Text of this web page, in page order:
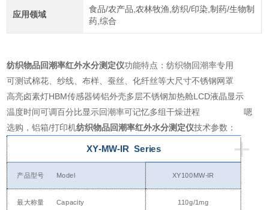
应用领域
食品/农产品,农林牧渔,纺织/印染,制药/生物制
药,综合
纺织物品回潮率红外水分测定仪功能特点：纺织物回潮率专用
可测试棉花、纱线、布样、蚕丝、化纤丝等大尺寸不锈钢网罩
高亮卤素灯HBM传感器铸铝外壳多层不锈钢加热舱LCD液晶显示
温度时间可调百分比显示回潮率可记忆多组干燥进程
选购，铝箱/打印机纺织物品回潮率红外水分测定仪技术参数：
+
XY-MW-IR Series
产品型号 Model XY100MW-IR
最大称量 Capacity 110g/1mg
嗯